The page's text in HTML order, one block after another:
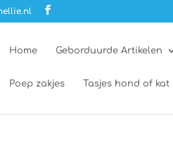
Home Geborduurde Artikelen
Poep zakjes Tasjes hond of kat